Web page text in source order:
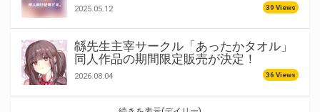
2025.05.12 39 Views
緜先生主宰サークル「あったかタオル」
同人作品の期間限定販売が決定！
2026.08.04 36 Views